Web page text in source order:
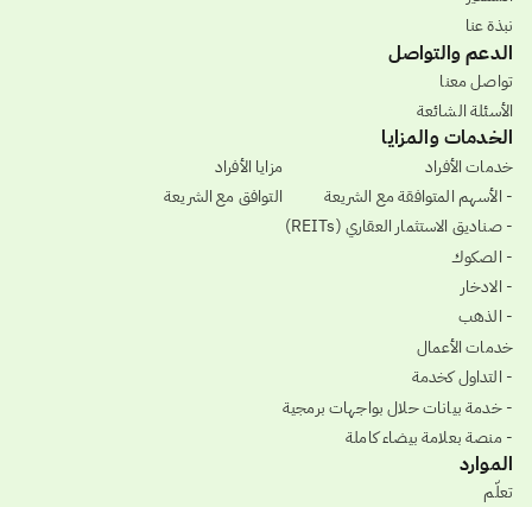
نبذة عنا
الدعم والتواصل
تواصل معنا
الأسئلة الشائعة
الخدمات والمزايا
خدمات الأفراد
- الأسهم المتوافقة مع الشريعة
- صناديق الاستثمار العقاري (REITs)
- الصكوك
- الادخار
- الذهب
خدمات الأعمال
- التداول كخدمة
- خدمة بيانات حلال بواجهات برمجية
- منصة بعلامة بيضاء كاملة
مزايا الأفراد
التوافق مع الشريعة
الموارد
تعلّم